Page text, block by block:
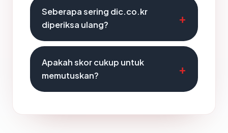
Seberapa sering dic.co.kr
diperiksa ulang?
Apakah skor cukup untuk
memutuskan?